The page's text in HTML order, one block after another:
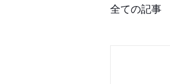
全ての記事